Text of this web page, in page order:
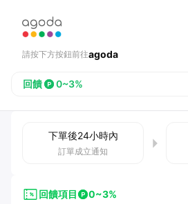
請按下方按鈕前往agoda
回饋 0~3%
下單後24小時內
訂單成立通知
回饋項目 0~3%